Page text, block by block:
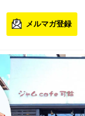
メルマガ登録